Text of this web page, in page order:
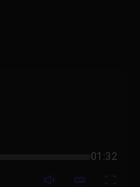
01:32